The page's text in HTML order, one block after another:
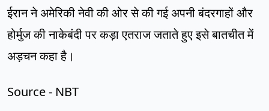
ईरान ने अमेरिकी नेवी की ओर से की गई अपनी बंदरगाहों और
होर्मुज की नाकेबंदी पर कड़ा एतराज जताते हुए इसे बातचीत में
अड़चन कहा है।
Source - NBT